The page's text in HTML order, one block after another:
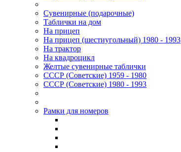
Сувенирные (подарочные)
Таблички на дом
На прицеп
На прицеп (шестиугольный) 1980 - 1993
На трактор
На квадроцикл
Желтые сувенирные таблички
СССР (Советские) 1959 - 1980
СССР (Советские) 1980 - 1993
Рамки для номеров